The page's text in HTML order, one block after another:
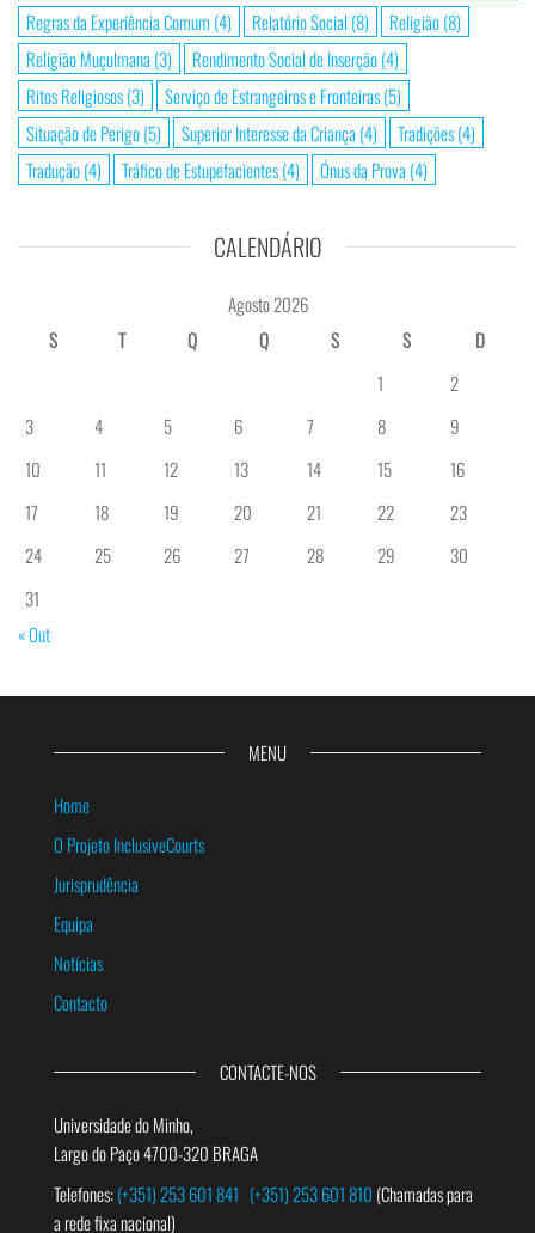
Regras da Experiência Comum (4) Relatório Social (8) Religião(8)
Religião Muçulmana (3) Rendimento Social de Inserção(4)
Ritos Religiosos(3) Serviço de Estrangeiros e Fronteiras(5)
Situação de Perigo(5) Superior Interesse da Criança (4) Tradições(4)
Tradução(4) Tráfico de Estupefacientes(4) Ónus da Prova (4)
CALENDÁRIO
Agosto 2026
S
T Q Q S S
D
1
2
3
4 5 6 7 8
9
10
11 12 13 14 15
16
17
18 19 20 21 22
23
24
25 26 27 28 29
30
31
« Out
MENU
Home
O Projeto InclusiveCourts
Jurisprudência
Equipa
Notícias
Contacto
CONTACTE-NOS
Universidade do Minho,
Largo do Paço 4700-320 BRAGA
Telefones:(+351) 253 601 841 (+351) 253 601 810 (Chamadas para
a rede fixa nacional)